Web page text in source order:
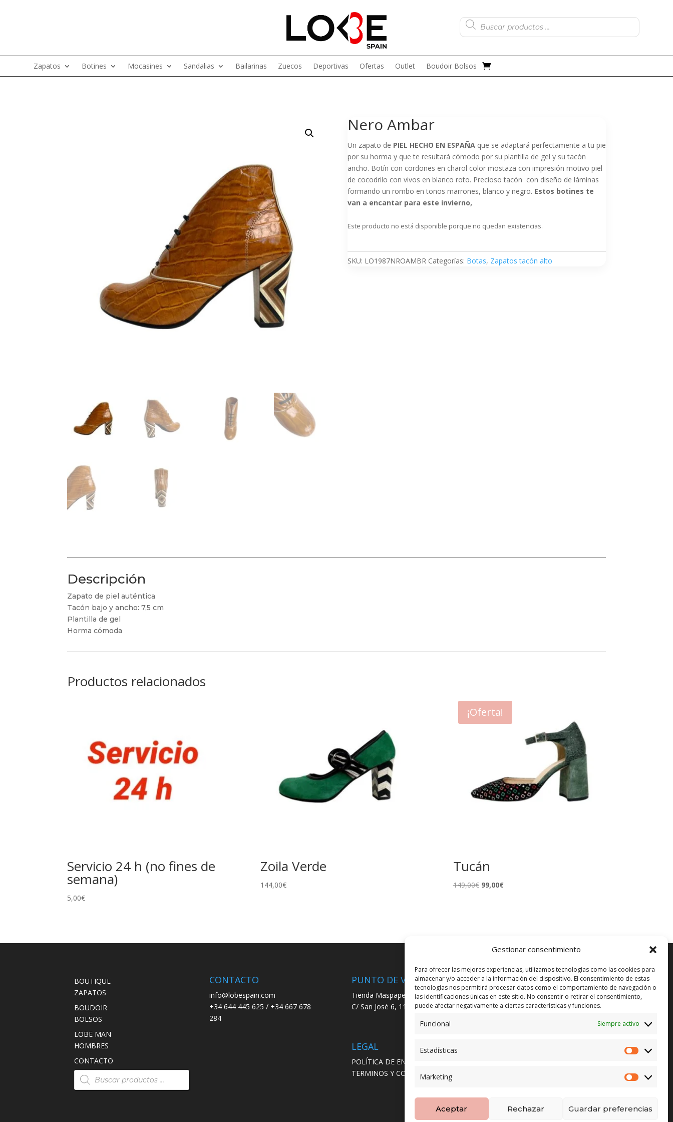
Gestionar consentimiento
Para ofrecer las mejores experiencias, utilizamos tecnologías como las cookies para
almacenar y/o acceder a la información del dispositivo. El consentimiento de estas
tecnologías nos permitirá procesar datos como el comportamiento de navegación o
las identificaciones únicas en este sitio. No consentir o retirar el consentimiento,
puede afectar negativamente a ciertas características y funciones.
Funcional Siempre activo
Estadísticas
Marketing
Marketing
Aceptar Rechazar Guardar preferencias
Búsqueda
de
productos
Zapatos Botines Mocasines Sandalias Bailarinas Zuecos Deportivas Ofertas Outlet Boudoir Bolsos
Nero Ambar
Un zapato de PIEL HECHO EN ESPAÑA que se adaptará perfectamente a tu pie
por su horma y que te resultará cómodo por su plantilla de gel y su tacón
ancho. Botín con cordones en charol color mostaza con impresión motivo piel
de cocodrilo con vivos en blanco roto. Precioso tacón con diseño de láminas
formando un rombo en tonos marrones, blanco y negro. Estos botines te
van a encantar para este invierno,
Este producto no está disponible porque no quedan existencias.
SKU: LO1987NROAMBR Categorías: Botas, Zapatos tacón alto
Descripción
Zapato de piel auténtica
Tacón bajo y ancho: 7,5 cm
Plantilla de gel
Horma cómoda
Productos relacionados
Servicio 24 h (no fines de
semana)
5,00€
Zoila Verde
144,00€
¡Oferta!
Tucán
149,00€ El
99,00€El
BOUTIQUE
ZAPATOS
BOUDOIR
BOLSOS
LOBE MAN
HOMBRES
CONTACTO
Búsqueda
de
productos
CONTACTO
info@lobespain.com
+34 644 445 625 / +34 667 678
284
PUNTO DE VENTA
Tienda Maspapeles (Lobe Spain)
C/ San José 6, 11004 Cádiz
LEGAL
POLÍTICA DE ENVÍO
TERMINOS Y CONDICIONES
ENVÍO GRATUITO*